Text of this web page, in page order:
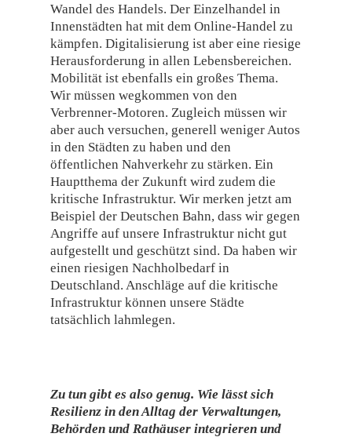
Wandel des Handels. Der Einzelhandel in
Innenstädten hat mit dem Online-Handel zu
kämpfen. Digitalisierung ist aber eine riesige
Herausforderung in allen Lebensbereichen.
Mobilität ist ebenfalls ein großes Thema.
Wir müssen wegkommen von den
Verbrenner-Motoren. Zugleich müssen wir
aber auch versuchen, generell weniger Autos
in den Städten zu haben und den
öffentlichen Nahverkehr zu stärken. Ein
Hauptthema der Zukunft wird zudem die
kritische Infrastruktur. Wir merken jetzt am
Beispiel der Deutschen Bahn, dass wir gegen
Angriffe auf unsere Infrastruktur nicht gut
aufgestellt und geschützt sind. Da haben wir
einen riesigen Nachholbedarf in
Deutschland. Anschläge auf die kritische
Infrastruktur können unsere Städte
tatsächlich lahmlegen.
Zu tun gibt es also genug. Wie lässt sich
Resilienz in den Alltag der Verwaltungen,
Behörden und Rathäuser integrieren und